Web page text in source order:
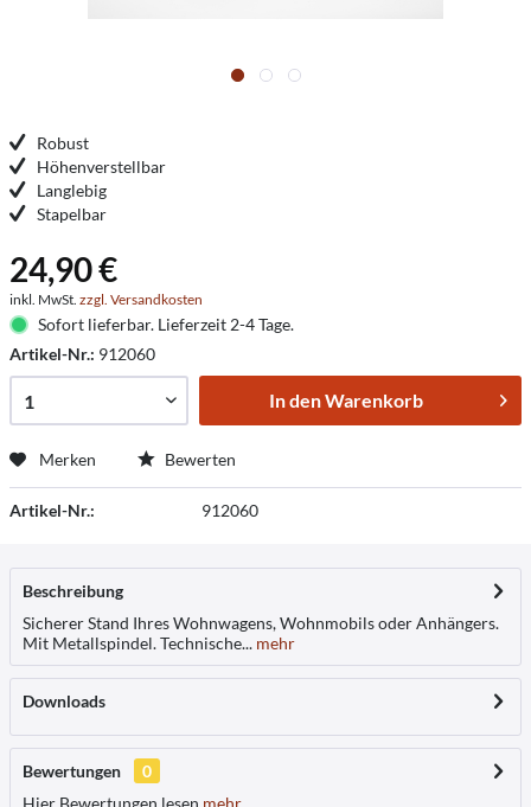
Robust
Höhenverstellbar
Langlebig
Stapelbar
24,90 €
inkl. MwSt. zzgl. Versandkosten
Sofort lieferbar. Lieferzeit 2-4 Tage.
Artikel-Nr.: 912060
In denWarenkorb
Merken Bewerten
Artikel-Nr.: 912060
Beschreibung
Sicherer Stand Ihres Wohnwagens, Wohnmobils oder Anhängers.
Mit Metallspindel. Technische... mehr
Downloads
Bewertungen
0
Hier Bewertungen lesen mehr